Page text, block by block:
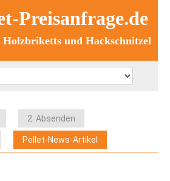
Preisanfrage.de
Holzbriketts und Hackschnitzel
2. Absenden
Pellet-News-Artikel